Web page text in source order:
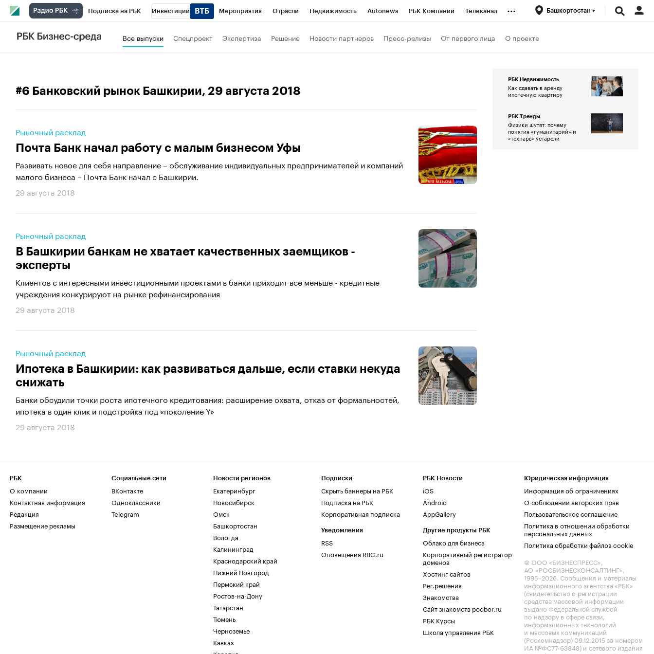
Подписка на РБК Инвестиции Мероприятия Отрасли Недвижимость Autonews РБК Компании Телеканал
РБК Вино
Проверка контрагентов Политика Экономика
... Башкортостан
Все выпуски Спецпроект Экспертиза Решение Новости партнеров Пресс-релизы От первого лица О проекте
#6 Банковский рынок Башкирии, 29 августа 2018
Рыночный расклад
Почта Банк начал работу с малым бизнесом Уфы
Развивать новое для себя направление – обслуживание индивидуальных предпринимателей и компаний
малого бизнеса – Почта Банк начал с Башкирии.
29 августа 2018
Рыночный расклад
В Башкирии банкам не хватает качественных заемщиков -
эксперты
Клиентов с интересными инвестиционными проектами в банки приходит все меньше - кредитные
учреждения конкурируют на рынке рефинансирования
29 августа 2018
Рыночный расклад
Ипотека в Башкирии: как развиваться дальше, если ставки некуда
снижать
Банки обсудили точки роста ипотечного кредитования: расширение охвата, отказ от формальностей,
ипотека в один клик и подстройка под «поколение Y»
29 августа 2018
РБК Недвижимость
Как сдавать в аренду
ипотечную квартиру
РБК Тренды
Физики шутят: почему
понятия «гуманитарий» и
«технарь» устарели
РБК
О компании
Контактная информация
Редакция
Размещение рекламы
Социальные сети
ВКонтакте
Одноклассники
Telegram
Новости регионов
Екатеринбург
Новосибирск
Омск
Башкортостан
Вологда
Калининград
Краснодарский край
Нижний Новгород
Пермский край
Ростов-на-Дону
Татарстан
Тюмень
Черноземье
Кавказ
Подписки
Скрыть баннеры на РБК
Подписка на РБК
Корпоративная подписка
Уведомления
RSS
Оповещения RBC.ru
РБК Новости
iOS
Android
AppGallery
Другие продукты РБК
Облако для бизнеса
Корпоративный регистратор
доменов
Хостинг сайтов
Рег.решения
Знакомства
Сайт знакомств podbor.ru
РБК Курсы
Школа управления РБК
Юридическая информация
Информация об ограничениях
О соблюдении авторских прав
Пользовательское соглашение
Политика в отношении обработки
персональных данных
Политика обработки файлов cookie
© ООО «БИЗНЕСПРЕСС»,
АО «РОСБИЗНЕСКОНСАЛТИНГ»,
1995–2026. Сообщения и материалы
информационного агентства «РБК»
(свидетельство о регистрации
средства массовой информации
выдано Федеральной службой
по надзору в сфере связи,
информационных технологий
и массовых коммуникаций
(Роскомнадзор) 09.12.2015 за номером
ИА №ФС77-63848) и сетевого издания